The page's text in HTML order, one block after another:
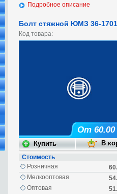
Подробное описание
Болт стяжной ЮМЗ 36-
Код товара:
От 60.00
Стоимость
Розничная
Мелкооптовая
Оптовая